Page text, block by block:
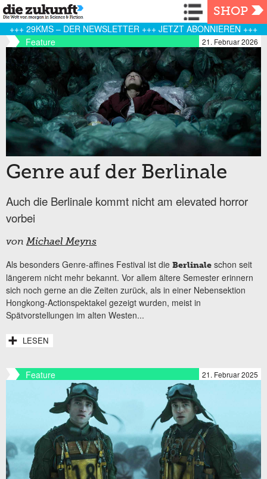
Navigation
SHOP
+++ 29KMS – DER NEWSLETTER +++ JETZT ABONNIEREN +++
Feature
21. Februar 2026
Genre auf der Berlinale
Auch die Berlinale kommt nicht am elevated horror
vorbei
vonMichael Meyns
Als besonders Genre-affines Festival ist die Berlinale schon seit
längerem nicht mehr bekannt. Vor allem ältere Semester erinnern
sich noch gerne an die Zeiten zurück, als in einer Nebensektion
Hongkong-Actionspektakel gezeigt wurden, meist in
Spätvorstellungen im alten Westen...
LESEN
Feature 21. Februar 2025